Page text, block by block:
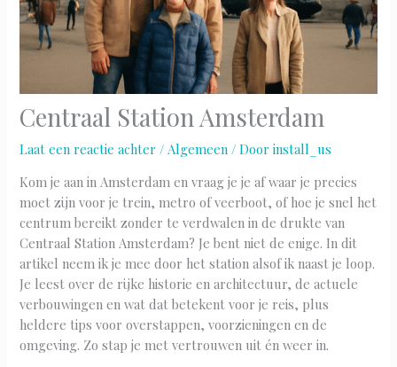
Centraal Station Amsterdam
Laat een reactie achter /Algemeen / Doorinstall_us
Kom je aan in Amsterdam en vraag je je af waar je precies
moet zijn voor je trein, metro of veerboot, of hoe je snel het
centrum bereikt zonder te verdwalen in de drukte van
Centraal Station Amsterdam? Je bent niet de enige. In dit
artikel neem ik je mee door het station alsof ik naast je loop.
Je leest over de rijke historie en architectuur, de actuele
verbouwingen en wat dat betekent voor je reis, plus
heldere tips voor overstappen, voorzieningen en de
omgeving. Zo stap je met vertrouwen uit én weer in.